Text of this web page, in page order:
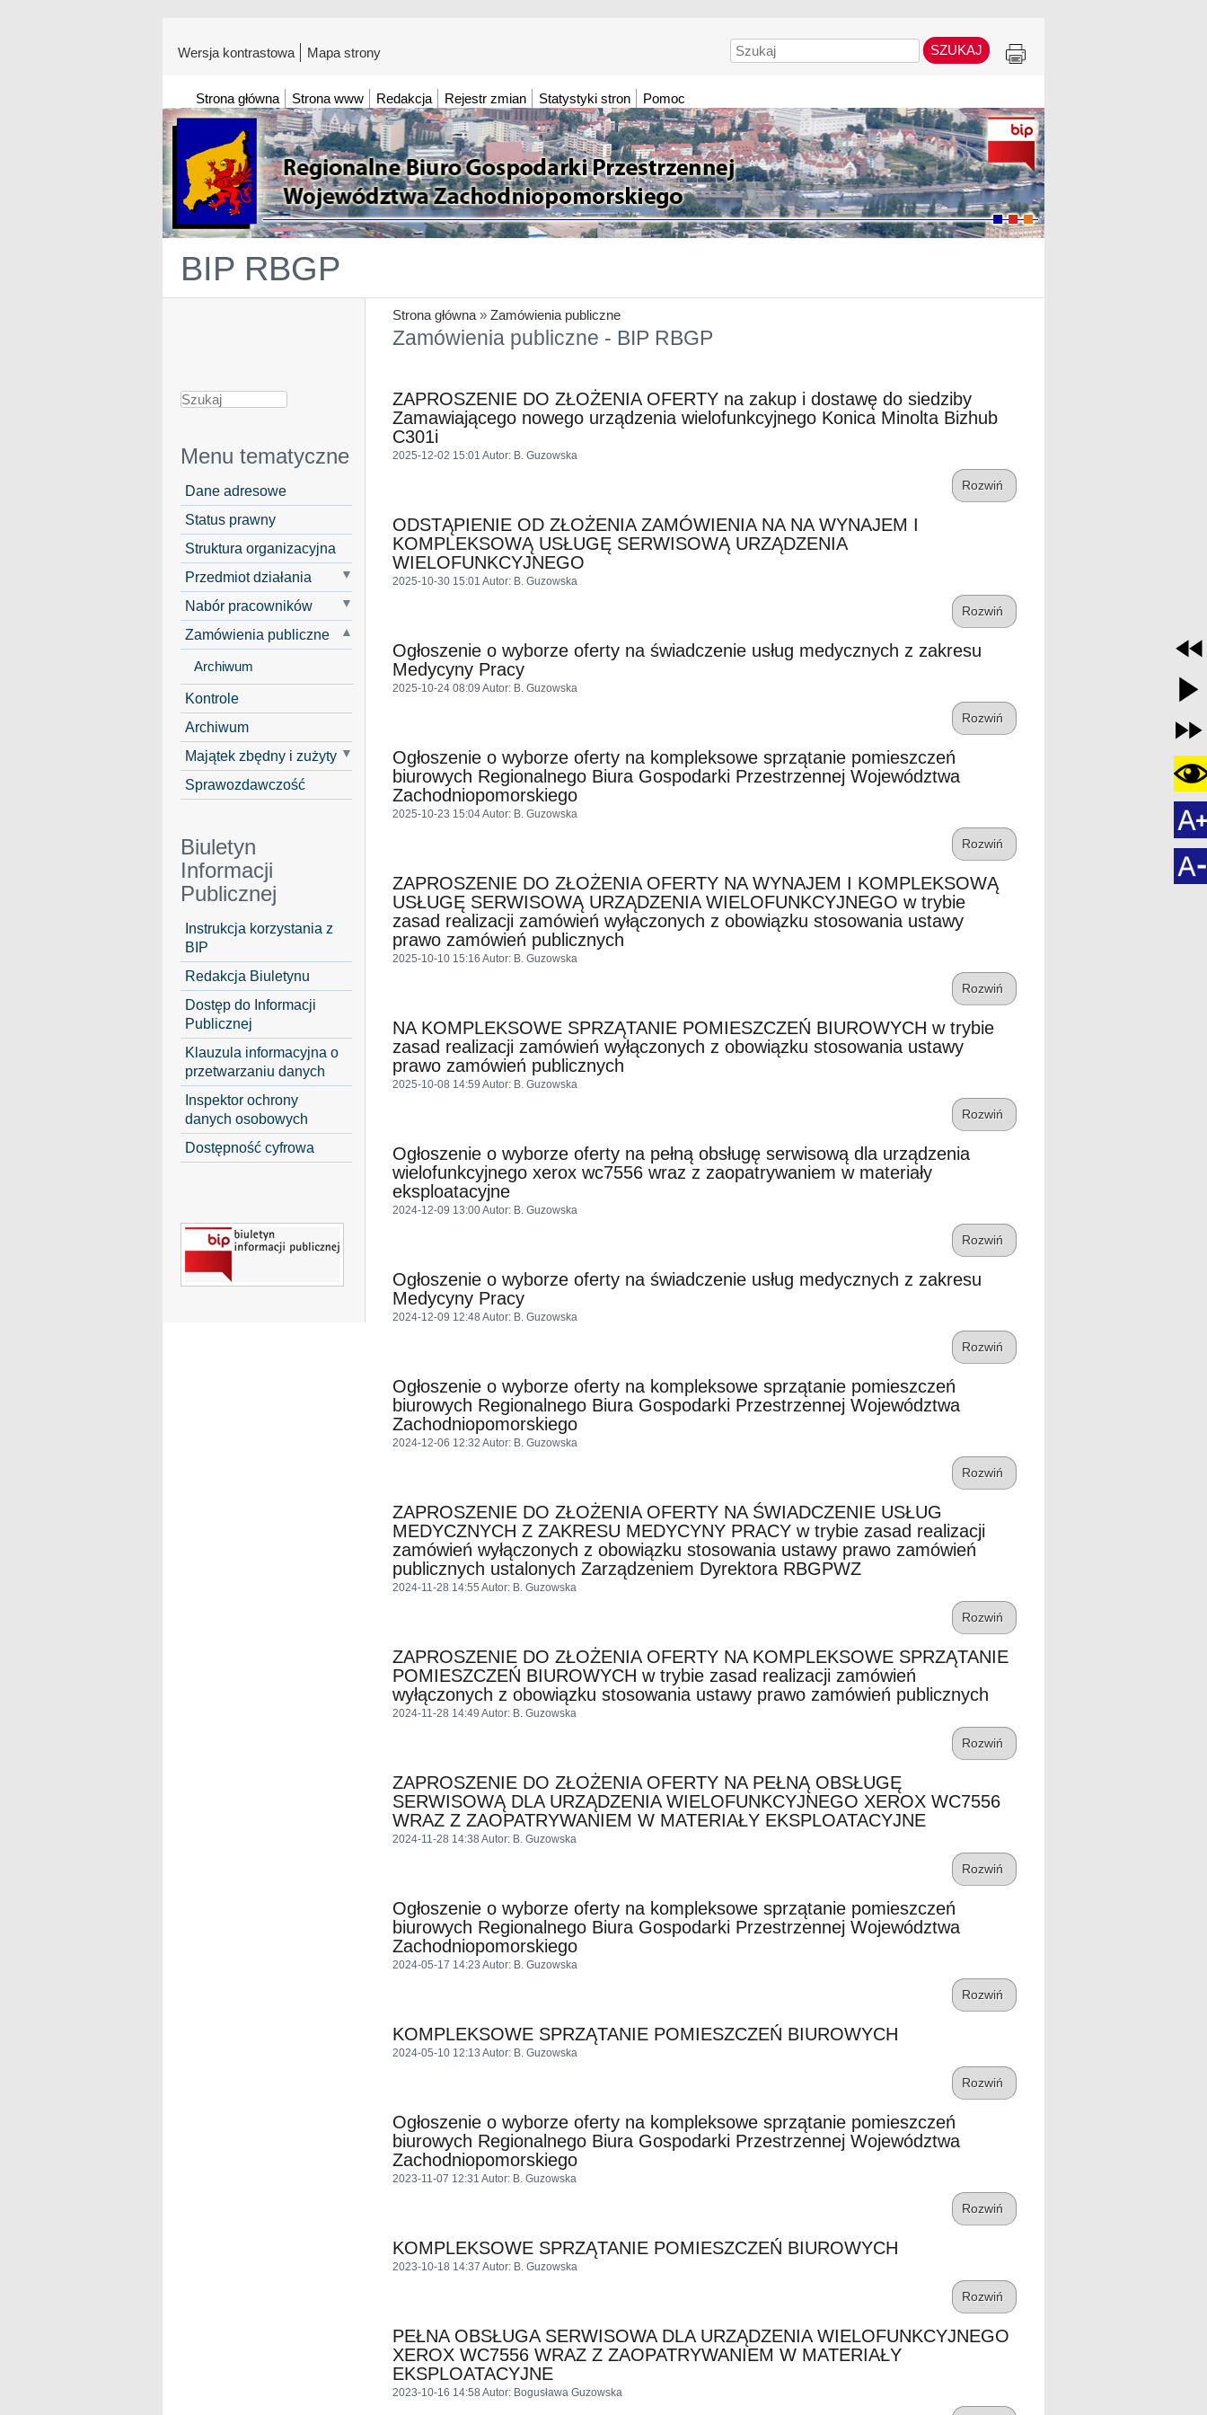
Wersja kontrastowa Mapa strony Szukaj
Strona główna Strona www Redakcja Rejestr zmian Statystyki stron Pomoc
BIP RBGP
Strona główna » Zamówienia publiczne
Zamówienia publiczne - BIP RBGP
Menu tematyczne
Dane adresowe
Status prawny
Struktura organizacyjna
Przedmiot działania
Nabór pracowników
Zamówienia publiczne
Archiwum
Kontrole
Archiwum
Majątek zbędny i zużyty
Sprawozdawczość
Biuletyn
Informacji
Publicznej
Instrukcja korzystania z
BIP
Redakcja Biuletynu
Dostęp do Informacji
Publicznej
Klauzula informacyjna o
przetwarzaniu danych
Inspektor ochrony
danych osobowych
Dostępność cyfrowa
ZAPROSZENIE DO ZŁOŻENIA OFERTY na zakup i dostawę do siedziby
Zamawiającego nowego urządzenia wielofunkcyjnego Konica Minolta Bizhub
C301i
2025-12-02 15:01 Autor: B. Guzowska
Rozwiń
ODSTĄPIENIE OD ZŁOŻENIA ZAMÓWIENIA NA NA WYNAJEM I
KOMPLEKSOWĄ USŁUGĘ SERWISOWĄ URZĄDZENIA
WIELOFUNKCYJNEGO
2025-10-30 15:01 Autor: B. Guzowska
Rozwiń
Ogłoszenie o wyborze oferty na świadczenie usług medycznych z zakresu
Medycyny Pracy
2025-10-24 08:09 Autor: B. Guzowska
Rozwiń
Ogłoszenie o wyborze oferty na kompleksowe sprzątanie pomieszczeń
biurowych Regionalnego Biura Gospodarki Przestrzennej Województwa
Zachodniopomorskiego
2025-10-23 15:04Autor: B. Guzowska
Rozwiń
ZAPROSZENIE DO ZŁOŻENIA OFERTY NA WYNAJEM I KOMPLEKSOWĄ
USŁUGĘ SERWISOWĄ URZĄDZENIA WIELOFUNKCYJNEGO w trybie
zasad realizacji zamówień wyłączonych z obowiązku stosowania ustawy
prawo zamówień publicznych
2025-10-10 15:16 Autor: B. Guzowska
Rozwiń
NA KOMPLEKSOWE SPRZĄTANIE POMIESZCZEŃ BIUROWYCH w trybie
zasad realizacji zamówień wyłączonych z obowiązku stosowania ustawy
prawo zamówień publicznych
2025-10-08 14:59 Autor: B. Guzowska
Rozwiń
Ogłoszenie o wyborze oferty na pełną obsługę serwisową dla urządzenia
wielofunkcyjnego xerox wc7556 wraz z zaopatrywaniem w materiały
eksploatacyjne
2024-12-09 13:00Autor: B. Guzowska
Rozwiń
Ogłoszenie o wyborze oferty na świadczenie usług medycznych z zakresu
Medycyny Pracy
2024-12-09 12:48 Autor: B. Guzowska
Rozwiń
Ogłoszenie o wyborze oferty na kompleksowe sprzątanie pomieszczeń
biurowych Regionalnego Biura Gospodarki Przestrzennej Województwa
Zachodniopomorskiego
2024-12-06 12:32 Autor: B. Guzowska
Rozwiń
ZAPROSZENIE DO ZŁOŻENIA OFERTY NA ŚWIADCZENIE USŁUG
MEDYCZNYCH Z ZAKRESU MEDYCYNY PRACY w trybie zasad realizacji
zamówień wyłączonych z obowiązku stosowania ustawy prawo zamówień
publicznych ustalonych Zarządzeniem Dyrektora RBGPWZ
2024-11-28 14:55 Autor: B. Guzowska
Rozwiń
ZAPROSZENIE DO ZŁOŻENIA OFERTY NA KOMPLEKSOWE SPRZĄTANIE
POMIESZCZEŃ BIUROWYCH w trybie zasad realizacji zamówień
wyłączonych z obowiązku stosowania ustawy prawo zamówień publicznych
2024-11-28 14:49 Autor: B. Guzowska
Rozwiń
ZAPROSZENIE DO ZŁOŻENIA OFERTY NA PEŁNĄ OBSŁUGĘ
SERWISOWĄ DLA URZĄDZENIA WIELOFUNKCYJNEGO XEROX WC7556
WRAZ Z ZAOPATRYWANIEM W MATERIAŁY EKSPLOATACYJNE
2024-11-28 14:38 Autor: B. Guzowska
Rozwiń
Ogłoszenie o wyborze oferty na kompleksowe sprzątanie pomieszczeń
biurowych Regionalnego Biura Gospodarki Przestrzennej Województwa
Zachodniopomorskiego
2024-05-17 14:23 Autor: B. Guzowska
Rozwiń
KOMPLEKSOWE SPRZĄTANIE POMIESZCZEŃ BIUROWYCH
2024-05-10 12:13 Autor: B. Guzowska
Rozwiń
Ogłoszenie o wyborze oferty na kompleksowe sprzątanie pomieszczeń
biurowych Regionalnego Biura Gospodarki Przestrzennej Województwa
Zachodniopomorskiego
2023-11-07 12:31 Autor: B. Guzowska
Rozwiń
KOMPLEKSOWE SPRZĄTANIE POMIESZCZEŃ BIUROWYCH
2023-10-18 14:37 Autor: B. Guzowska
Rozwiń
PEŁNA OBSŁUGA SERWISOWA DLA URZĄDZENIA WIELOFUNKCYJNEGO
XEROX WC7556 WRAZ Z ZAOPATRYWANIEM W MATERIAŁY
EKSPLOATACYJNE
2023-10-16 14:58 Autor: Bogusława Guzowska